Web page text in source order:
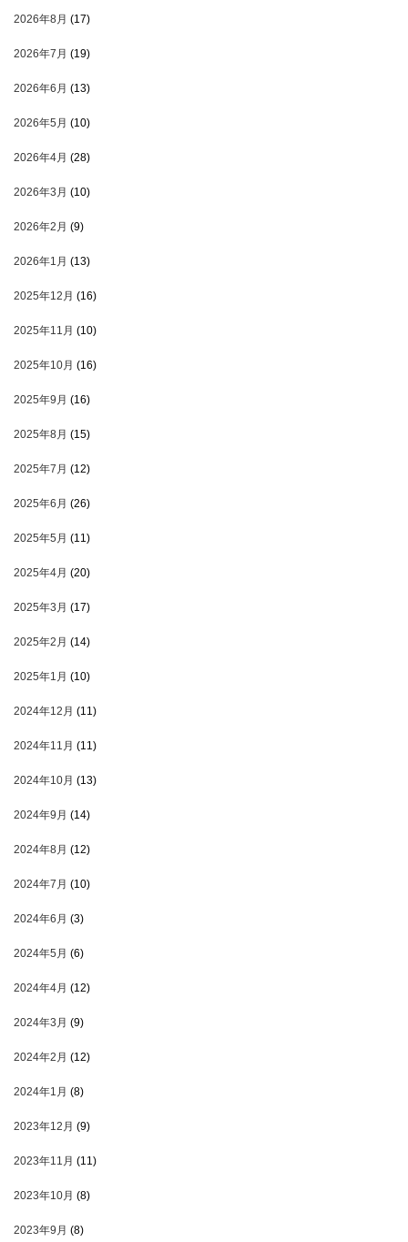
2026年8月 (17)
2026年7月 (19)
2026年6月 (13)
2026年5月 (10)
2026年4月 (28)
2026年3月 (10)
2026年2月 (9)
2026年1月 (13)
2025年12月 (16)
2025年11月 (10)
2025年10月 (16)
2025年9月 (16)
2025年8月 (15)
2025年7月 (12)
2025年6月 (26)
2025年5月 (11)
2025年4月 (20)
2025年3月 (17)
2025年2月 (14)
2025年1月 (10)
2024年12月 (11)
2024年11月 (11)
2024年10月 (13)
2024年9月 (14)
2024年8月 (12)
2024年7月 (10)
2024年6月 (3)
2024年5月 (6)
2024年4月 (12)
2024年3月 (9)
2024年2月 (12)
2024年1月 (8)
2023年12月 (9)
2023年11月 (11)
2023年10月 (8)
2023年9月 (8)